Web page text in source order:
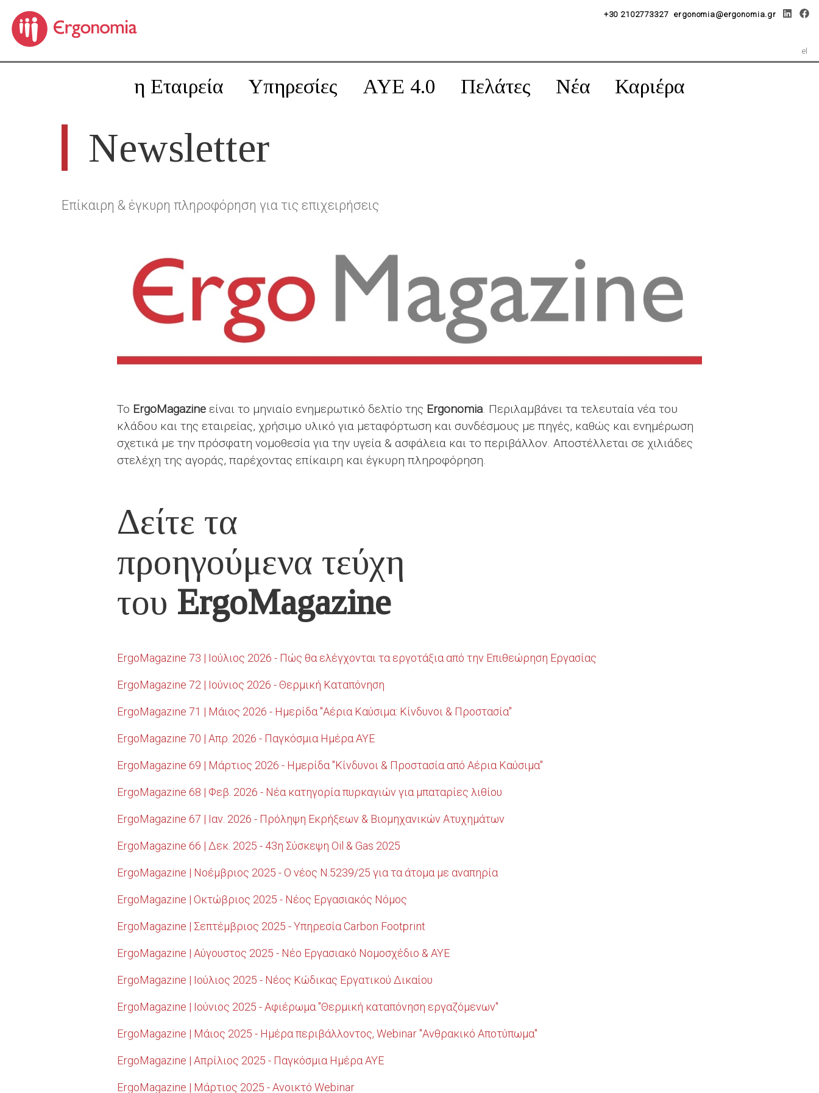
+30 2102773327 ergonomia@ergonomia.gr
el
η Εταιρεία Υπηρεσίες AYE 4.0 Πελάτες Νέα Καριέρα
Newsletter
Επίκαιρη & έγκυρη πληροφόρηση για τις επιχειρήσεις
Το ErgoMagazineείναι το μηνιαίο ενημερωτικό δελτίο της Ergonomia. Περιλαμβάνει τα τελευταία νέα του
κλάδου και της εταιρείας, χρήσιμο υλικό για μεταφόρτωση και συνδέσμους με πηγές, καθώς και ενημέρωση
σχετικά με την πρόσφατη νομοθεσία για την υγεία & ασφάλεια και το περιβάλλον. Αποστέλλεται σε χιλιάδες
στελέχη της αγοράς, παρέχοντας επίκαιρη και έγκυρη πληροφόρηση.
Δείτε τα
προηγούμενα τεύχη
του ErgoMagazine
ErgoMagazine 73 | Ιούλιος 2026 - Πώς θα ελέγχονται τα εργοτάξια από την Επιθεώρηση Εργασίας
ErgoMagazine 72 | Ιούνιος 2026 - Θερμική Καταπόνηση
ErgoMagazine 71 | Μάιος 2026 - Ημερίδα "Αέρια Καύσιμα: Κίνδυνοι & Προστασία"
ErgoMagazine 70 | Απρ. 2026 - Παγκόσμια Ημέρα ΑΥΕ
ErgoMagazine 69 | Μάρτιος 2026 - Ημερίδα "Κίνδυνοι & Προστασία από Αέρια Καύσιμα"
ErgoMagazine 68 | Φεβ. 2026 - Νέα κατηγορία πυρκαγιών για μπαταρίες λιθίου
ErgoMagazine 67 | Ιαν. 2026 - Πρόληψη Εκρήξεων & Βιομηχανικών Ατυχημάτων
ErgoMagazine 66 | Δεκ. 2025 - 43η Σύσκεψη Oil & Gas 2025
ErgoMagazine | Νοέμβριος 2025 - Ο νέος Ν.5239/25 για τα άτομα με αναπηρία
ErgoMagazine | Οκτώβριος 2025 - Νέος Εργασιακός Νόμος
ErgoMagazine | Σεπτέμβριος 2025 - Υπηρεσία Carbon Footprint
ErgoMagazine | Αύγουστος 2025 - Νέο Εργασιακό Νομοσχέδιο & ΑΥΕ
ErgoMagazine | Ιούλιος 2025 - Νέος Κώδικας Εργατικού Δικαίου
ErgoMagazine | Ιούνιος 2025 - Αφιέρωμα "Θερμική καταπόνηση εργαζόμενων"
ErgoMagazine | Μάιος 2025 - Ημέρα περιβάλλοντος, Webinar "Ανθρακικό Αποτύπωμα"
ErgoMagazine | Απρίλιος 2025 - Παγκόσμια Ημέρα ΑΥΕ
ErgoMagazine | Μάρτιος 2025 - Ανοικτό Webinar